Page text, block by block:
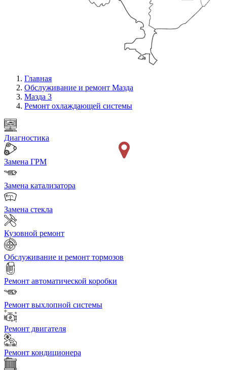
Главная
Обслуживание и ремонт Мазда
Мазда 3
Ремонт охлаждающей системы
Диагностика
Замена ГРМ
Замена катализатора
Замена стекла
Кузовной ремонт
Обслуживание и ремонт тормозов
Ремонт автоматической коробки
Ремонт выхлопной системы
Ремонт двигателя
Ремонт кондиционера